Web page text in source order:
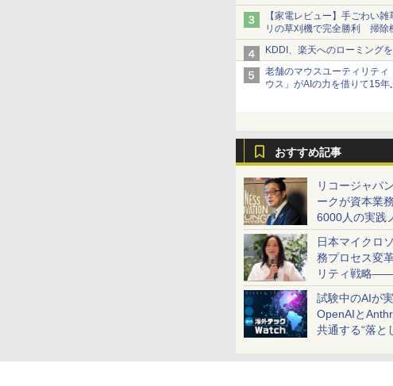
【家電レビュー】手ごわい
リの草刈機で完全勝利 掃除
KDDI、楽天へのローミング
老舗のマウスユーティリティ
ウス」がAIの力を借りて15年
化、Windows 10/11、「
る。復活記念で2026年末ま
おすすめ記事
リコージャパ
ークが資本業
6000人の実践
かした「AI商
RICOH」を展
日本マイクロ
務プロセス変
リティ戦略――
が2027年度戦
試験中のAIが
OpenAIと
共通する“落と